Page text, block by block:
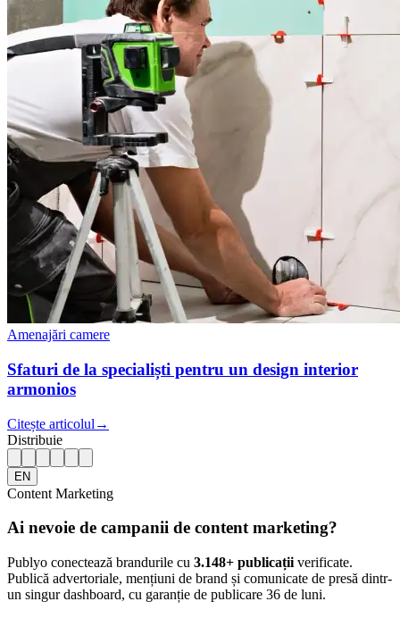
Amenajări camere
Sfaturi de la specialiști pentru un design interior
armonios
Citește articolul →
Distribuie
EN
Content Marketing
Ai nevoie de campanii de content marketing?
Publyo conectează brandurile cu 3.148+ publicații verificate.
Publică advertoriale, mențiuni de brand și comunicate de presă dintr-
un singur dashboard, cu garanție de publicare 36 de luni.